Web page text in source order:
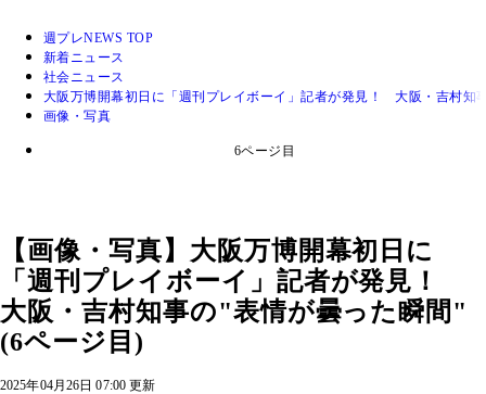
週プレNEWS TOP
新着ニュース
社会ニュース
大阪万博開幕初日に「週刊プレイボーイ」記者が発見！ 大阪・吉村知
画像・写真
6ページ目
【画像・写真】大阪万博開幕初日に
「週刊プレイボーイ」記者が発見！
大阪・吉村知事の"表情が曇った瞬間"
(6ページ目)
2025年04月26日 07:00 更新